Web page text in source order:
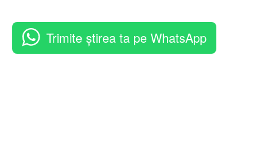
Trimite știrea ta pe WhatsApp